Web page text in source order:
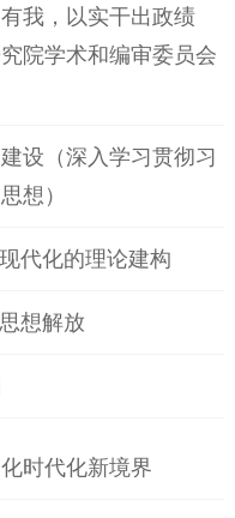
我，以实干出政绩
院学术和编审委员会
设（深入学习贯彻习
想）
代化的理论建构
想解放
时代化新境界